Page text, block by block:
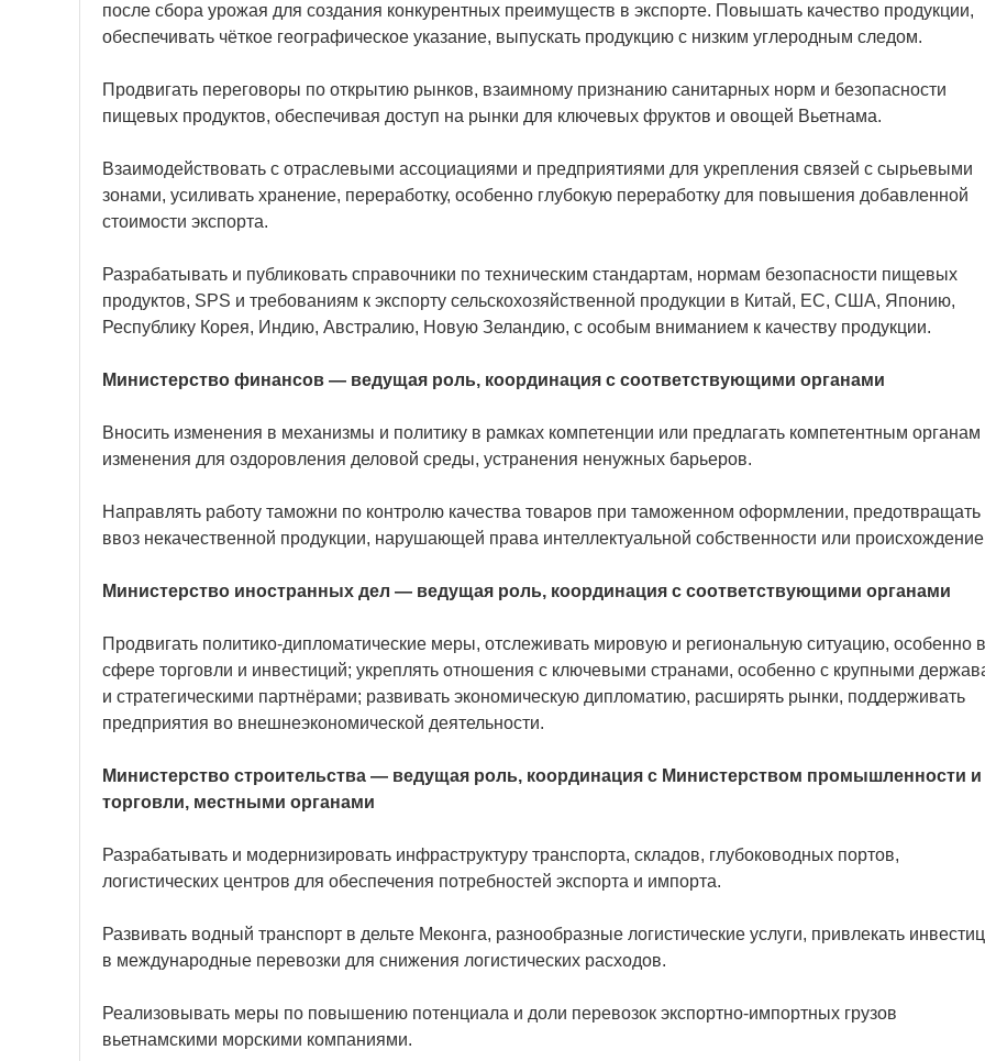
после сбора урожая для создания конкурентных преимуществ в экспорте. Повышать качество продукции,
обеспечивать чёткое географическое указание, выпускать продукцию с низким углеродным следом.
Продвигать переговоры по открытию рынков, взаимному признанию санитарных норм и безопасности
пищевых продуктов, обеспечивая доступ на рынки для ключевых фруктов и овощей Вьетнама.
Взаимодействовать с отраслевыми ассоциациями и предприятиями для укрепления связей с сырьевыми
зонами, усиливать хранение, переработку, особенно глубокую переработку для повышения добавленной
стоимости экспорта.
Разрабатывать и публиковать справочники по техническим стандартам, нормам безопасности пищевых
продуктов, SPS и требованиям к экспорту сельскохозяйственной продукции в Китай, ЕС, США, Японию,
Республику Корея, Индию, Австралию, Новую Зеландию, с особым вниманием к качеству продукции.
Министерство финансов — ведущая роль, координация с соответствующими органами
Вносить изменения в механизмы и политику в рамках компетенции или предлагать компетентным органам
изменения для оздоровления деловой среды, устранения ненужных барьеров.
Направлять работу таможни по контролю качества товаров при таможенном оформлении, предотвращать
ввоз некачественной продукции, нарушающей права интеллектуальной собственности или
Министерство иностранных дел — ведущая роль, координация с соответствующими органами
Продвигать политико-дипломатические меры, отслеживать мировую и региональную ситуацию, особенно в
сфере торговли и инвестиций; укреплять отношения с ключевыми странами, особенно с крупными
и стратегическими партнёрами; развивать экономическую дипломатию, расширять рынки, поддерживать
предприятия во внешнеэкономической деятельности.
Министерство строительства — ведущая роль, координация с Министерством промышленности и
торговли, местными органами
Разрабатывать и модернизировать инфраструктуру транспорта, складов, глубоководных портов,
логистических центров для обеспечения потребностей экспорта и импорта.
Развивать водный транспорт в дельте Меконга, разнообразные логистические услуги, привлекать
в международные перевозки для снижения логистических расходов.
Реализовывать меры по повышению потенциала и доли перевозок экспортно-импортных грузов
вьетнамскими морскими компаниями.